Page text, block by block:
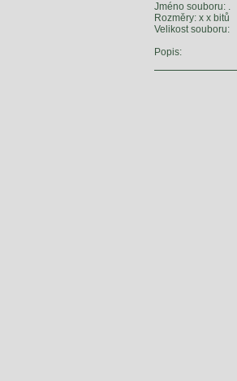
Jméno souboru: .
Rozměry: x x bitů
Velikost souboru:
Popis: